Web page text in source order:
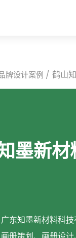
牌设计案例 鹤山
墨新
广东知墨新材料科